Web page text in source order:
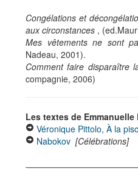
Congélations et
aux circonstances ,
Mes vêtements ne sont
Nadeau, 2001).
Comment faire disparaître
compagnie, 2006)
Les textes de
Véronique Pittolo, À la
Nabokov [Célébrations]